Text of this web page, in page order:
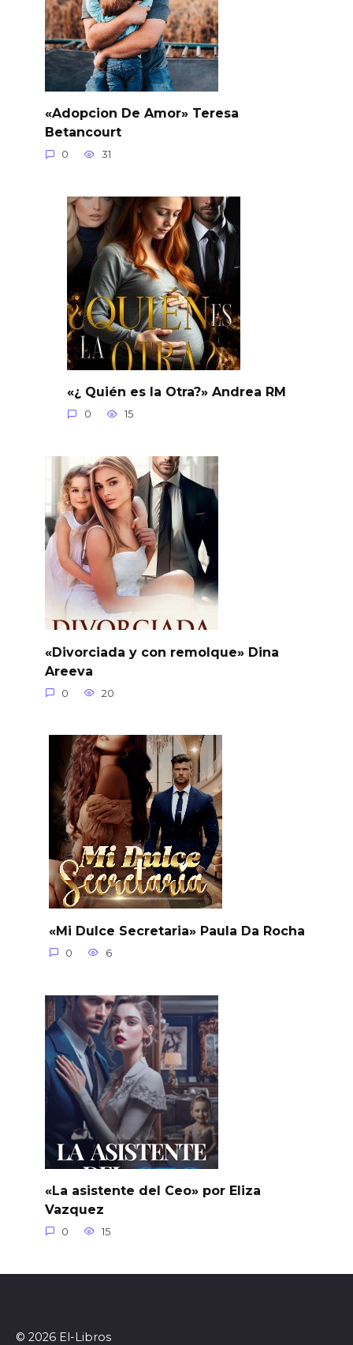
«Adopcion De Amor» Teresa
Betancourt
0 31
«¿ Quién es la Otra?» Andrea RM
0 15
«Divorciada y con remolque» Dina
Areeva
0 20
«Mi Dulce Secretaria» Paula Da Rocha
0 6
«La asistente del Ceo» por Eliza
Vazquez
0 15
© 2026 El-Libros